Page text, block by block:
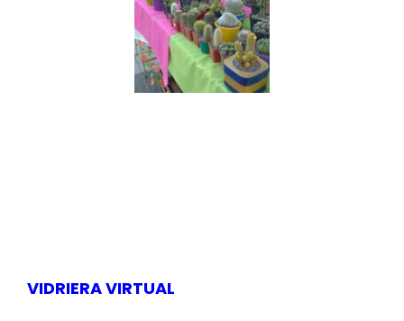
VIDRIERA VIRTUAL